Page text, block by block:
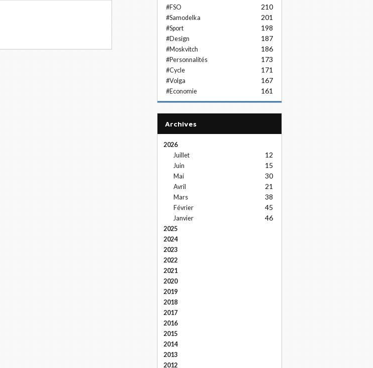
#FSO 210
#Samodelka 201
#Sport 198
#Design 187
#Moskvitch 186
#Personnalités 173
#Cycle 171
#Volga 167
#Economie 161
Archives
2026
Juillet
12
Juin 15
Mai 30
Avril 21
Mars 38
Février 45
Janvier 46
2025
2024
2023
2022
2021
2020
2019
2018
2017
2016
2015
2014
2013
2012